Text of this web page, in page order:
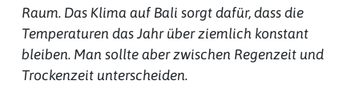
Raum. Das Klima auf Bali sorgt dafür, dass die
Temperaturen das Jahr über ziemlich konstant
bleiben. Man sollte aber zwischen Regenzeit und
Trockenzeit unterscheiden.